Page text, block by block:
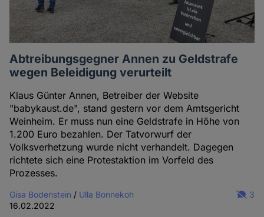
Abtreibungsgegner Annen zu Geldstrafe
wegen Beleidigung verurteilt
Klaus Günter Annen, Betreiber der Website
"babykaust.de", stand gestern vor dem Amtsgericht
Weinheim. Er muss nun eine Geldstrafe in Höhe von
1.200 Euro bezahlen. Der Tatvorwurf der
Volksverhetzung wurde nicht verhandelt. Dagegen
richtete sich eine Protestaktion im Vorfeld des
Prozesses.
Gisa Bodenstein / Ulla Bonnekoh
16.02.2022
3